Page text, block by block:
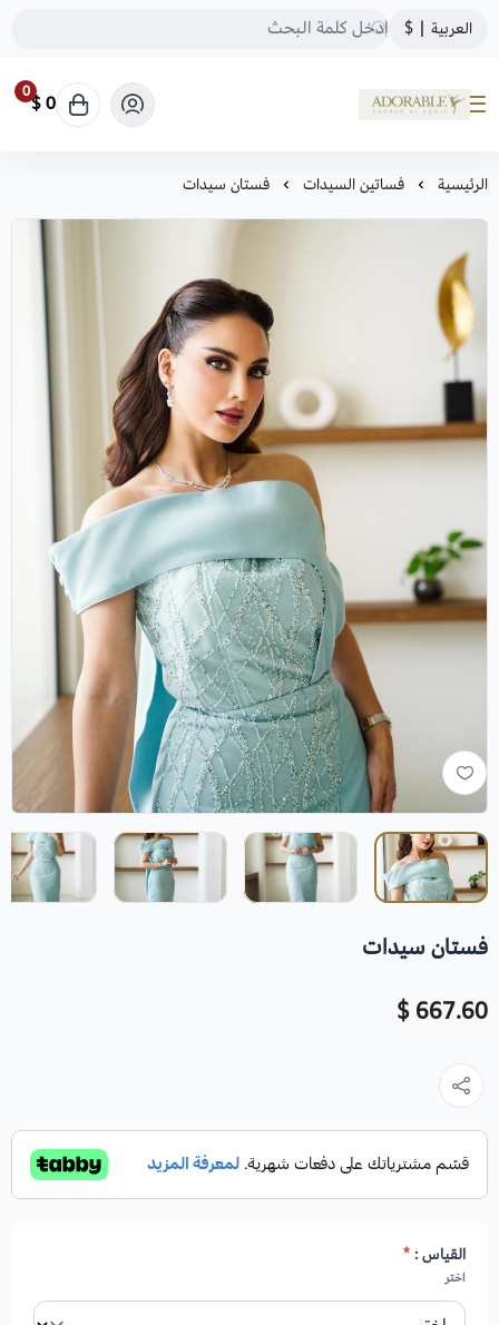
العربية |
$
ADORABLE
0 0 $
الرئيسية فساتين السيدات فستان سيدات
فستان سيدات
667.60 $
القياس :*
اختر